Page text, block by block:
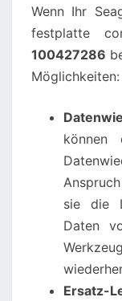
Wenn Ihr
festplatte
100427286
Möglichkeiten:
können
sie die
Daten
Ersatz-